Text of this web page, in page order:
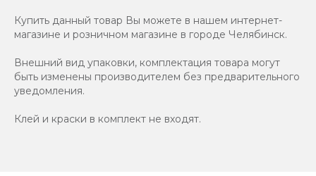
Купить данный товар Вы можете в нашем интернет-
магазине и розничном магазине в городе Челябинск.
Внешний вид упаковки, комплектация товара могут
быть изменены производителем без предварительного
уведомления.
Клей и краски в комплект не входят.